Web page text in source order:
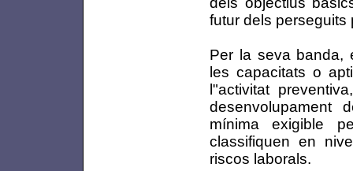
futur dels perseguits
Per la seva banda,
les capacitats o
l"activitat
desenvolupament
mínima exigible
classifiquen en
riscos laborals.